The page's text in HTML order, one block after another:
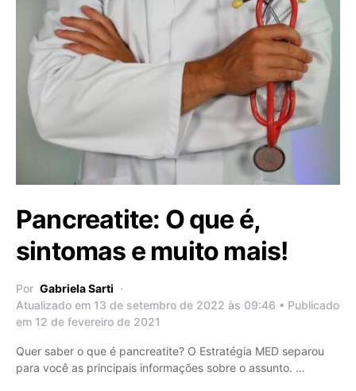
Pancreatite: O que é,
sintomas e muito mais!
Por Gabriela Sarti
Atualizado em 13 de setembro de 2022 às 09:46 • Publicado
em 12 de fevereiro de 2021
Quer saber o que é pancreatite? O Estratégia MED separou
para você as principais informações sobre o assunto. …